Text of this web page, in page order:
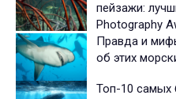
пейзажи:
Photography
Правда и
об этих
Топ-10 самых